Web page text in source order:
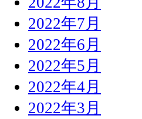
2022年7月
2022年6月
2022年5月
2022年4月
2022年3月